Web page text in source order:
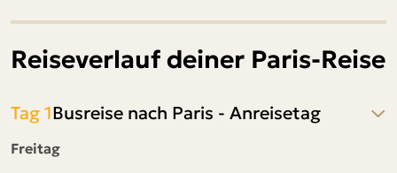
Reiseverlauf deiner Paris-Reise
Tag 1Busreise nach Paris - Anreisetag
Freitag